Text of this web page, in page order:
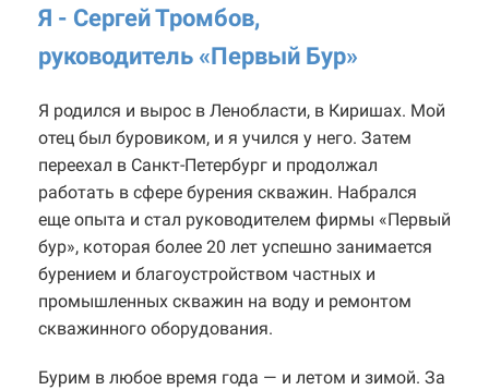
Я - Сергей Тромбов,
руководитель «Первый Бур»
Я родился и вырос в Ленобласти, в Киришах. Мой
отец был буровиком, и я учился у него. Затем
переехал в Санкт-Петербург и продолжал
работать в сфере бурения скважин. Набрался
еще опыта и стал руководителем фирмы «Первый
бур», которая более 20 лет успешно занимается
бурением и благоустройством частных и
промышленных скважин на воду и ремонтом
скважинного оборудования.
Бурим в любое время года — и летом и зимой. За